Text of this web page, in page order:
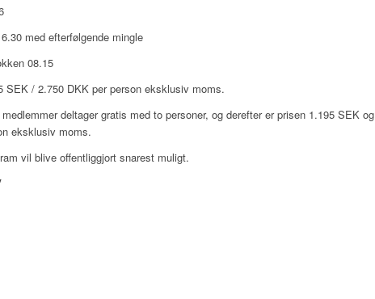
med efterfølgende mingle
08.15
SEK / 2.750 DKK per person eksklusiv moms.
deltager gratis med to personer, og derefter er prisen 1.195 SEK og
eksklusiv moms.
vil blive offentliggjort snarest muligt.